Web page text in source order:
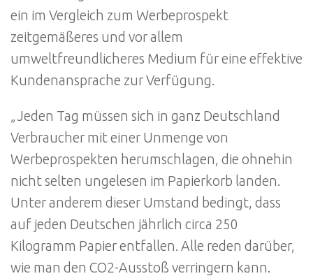
ein im Vergleich zum Werbeprospekt
zeitgemäßeres und vor allem
umweltfreundlicheres Medium für eine effektive
Kundenansprache zur Verfügung.
„Jeden Tag müssen sich in ganz Deutschland
Verbraucher mit einer Unmenge von
Werbeprospekten herumschlagen, die ohnehin
nicht selten ungelesen im Papierkorb landen.
Unter anderem dieser Umstand bedingt, dass
auf jeden Deutschen jährlich circa 250
Kilogramm Papier entfallen. Alle reden darüber,
wie man den CO2-Ausstoß verringern kann.